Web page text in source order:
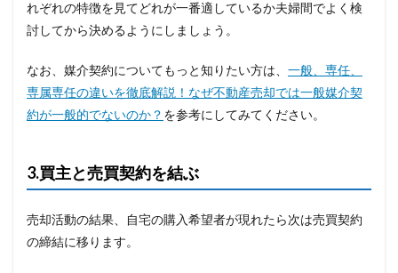
れぞれの特徴を見てどれが一番適しているか夫婦間でよく検
討してから決めるようにしましょう。
なお、媒介契約についてもっと知りたい方は、 一般、専任、
専属専任の違いを徹底解説！なぜ不動産売却では一般媒介契
約が一般的でないのか？ を参考にしてみてください。
3.買主と売買契約を結ぶ
売却活動の結果、自宅の購入希望者が現れたら次は売買契約
の締結に移ります。